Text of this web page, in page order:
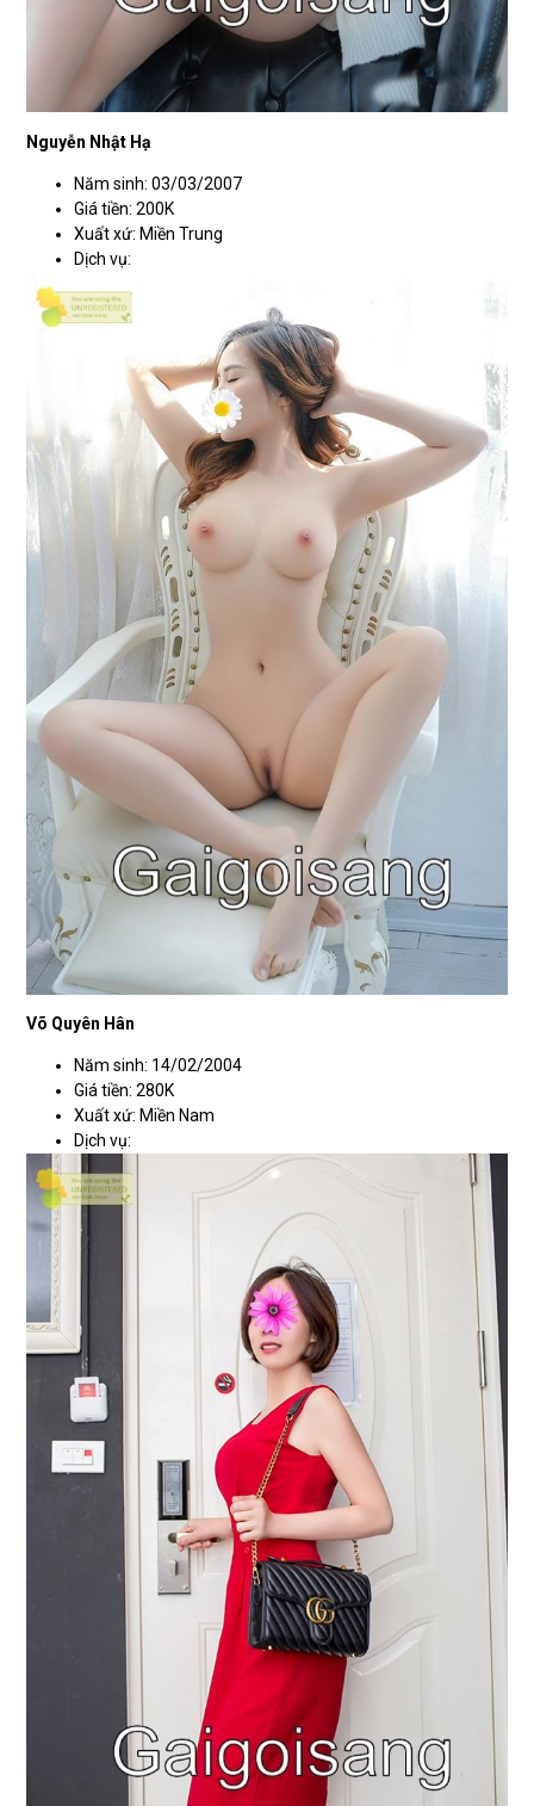
Nguyễn Nhật Hạ
Năm sinh: 03/03/2007
Giá tiền: 200K
Xuất xứ: Miền Trung
Dịch vụ:
Võ Quyên Hân
Năm sinh: 14/02/2004
Giá tiền: 280K
Xuất xứ: Miền Nam
Dịch vụ: